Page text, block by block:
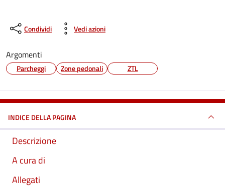
Condividi Vedi azioni
Argomenti
Parcheggi Zone pedonali ZTL
INDICE DELLA PAGINA
Descrizione
A cura di
Allegati